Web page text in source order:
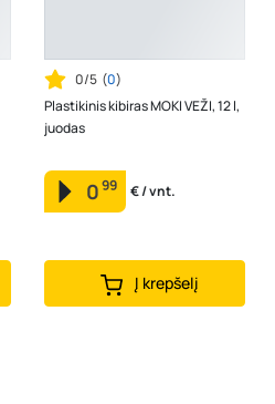
0/5 (0)
Plastikinis kibiras MOKI VEŽI, 12 l,
juodas
099 € / vnt.
Į krepšelį